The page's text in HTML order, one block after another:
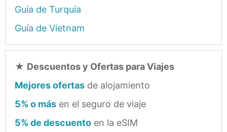
Guía de Turquía
Guía de Vietnam
★ Descuentos y Ofertas para Viajes
Mejores ofertas de alojamiento
5% o más en el seguro de viaje
5% de descuento en la eSIM